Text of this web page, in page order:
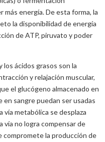
energía. De esta forma, la
la disponibilidad de energía
de ATP, piruvato y poder
los ácidos grasos son la
y relajación muscular,
el glucógeno almacenado en
en sangre puedan ser usadas
vía metabólica se desplaza
vía no logra compensar de
compromete la producción de